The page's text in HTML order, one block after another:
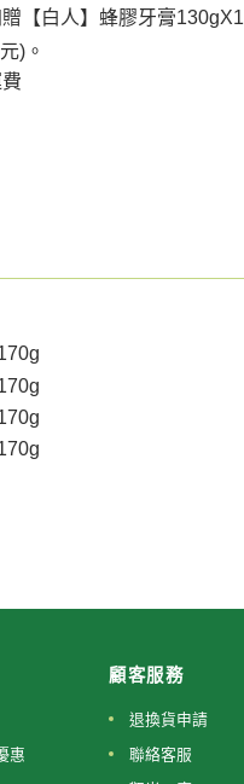
【白人】蜂膠牙膏130gX1
)。
惠
顧客服務
退換貨申請
聯絡客服